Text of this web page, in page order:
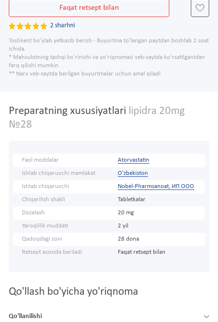
Faqat retsept bilan
2 sharhni
Toshkent bo'ylab yetkazib berish - Buyurtma to'langan paytdan boshlab 2 soat
ichida.
* Mahsulotning tashqi ko'rinishi va yo'riqnomasi veb-saytda ko'rsatilganidan
farq qilishi mumkin
** Narx veb-saytda berilgan buyurtmalar uchun amal qiladi
Preparatning xususiyatlari lipidra 20mg
№28
Faol moddalar Atorvastatin
Ishlab chiqaruvchi mamlakat O'zbekiston
Ishlab chiqaruvchi Nobel-Pharmsanoat, ИП ООО
Chiqarilish shakli Tabletkalar
Dozalash 20 mg
Yaroqlilik muddati 2 yil
Qadoqdagi soni 28 dona
Retsept asosida beriladi Faqat retsept bilan
Qo'llash bo'yicha yo'riqnoma
Qo'llanilishi